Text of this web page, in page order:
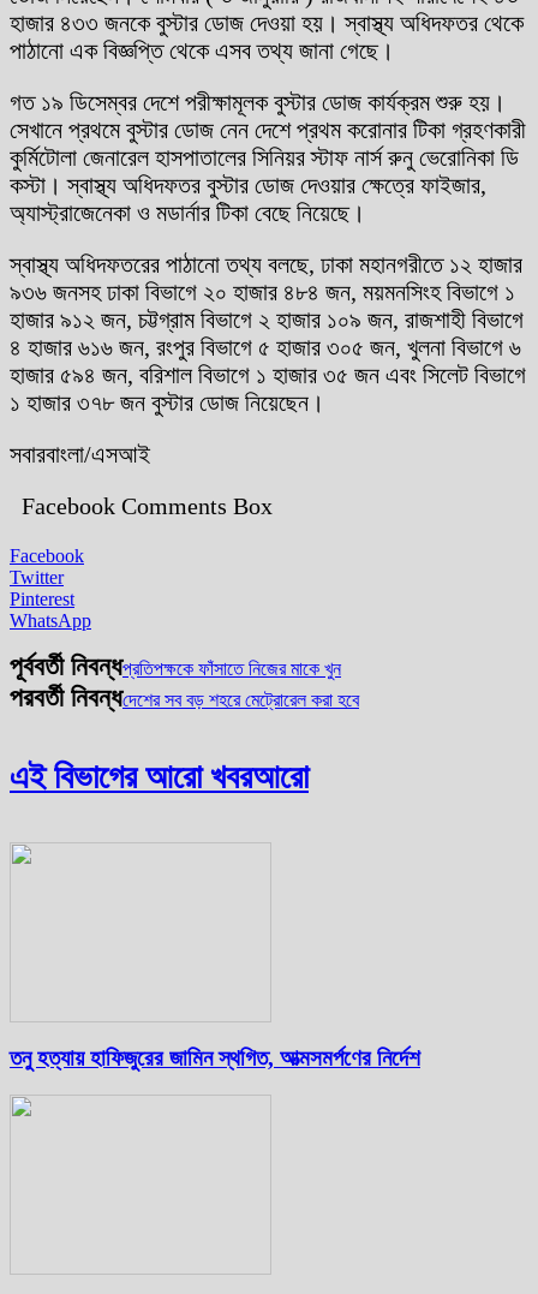
হাজার ৪৩৩ জনকে বুস্টার ডোজ দেওয়া হয়। স্বাস্থ্য অধিদফতর থেকে
পাঠানো এক বিজ্ঞপ্তি থেকে এসব তথ্য জানা গেছে।
গত ১৯ ডিসেম্বর দেশে পরীক্ষামূলক বুস্টার ডোজ কার্যক্রম শুরু হয়।
সেখানে প্রথমে বুস্টার ডোজ নেন দেশে প্রথম করোনার টিকা গ্রহণকারী
কুর্মিটোলা জেনারেল হাসপাতালের সিনিয়র স্টাফ নার্স রুনু ভেরোনিকা ডি
কস্টা। স্বাস্থ্য অধিদফতর বুস্টার ডোজ দেওয়ার ক্ষেত্রে ফাইজার,
অ্যাস্ট্রাজেনেকা ও মডার্নার টিকা বেছে নিয়েছে।
স্বাস্থ্য অধিদফতরের পাঠানো তথ্য বলছে, ঢাকা মহানগরীতে ১২ হাজার
৯৩৬ জনসহ ঢাকা বিভাগে ২০ হাজার ৪৮৪ জন, ময়মনসিংহ বিভাগে ১
হাজার ৯১২ জন, চট্টগ্রাম বিভাগে ২ হাজার ১০৯ জন, রাজশাহী বিভাগে
৪ হাজার ৬১৬ জন, রংপুর বিভাগে ৫ হাজার ৩০৫ জন, খুলনা বিভাগে ৬
হাজার ৫৯৪ জন, বরিশাল বিভাগে ১ হাজার ৩৫ জন এবং সিলেট বিভাগে
১ হাজার ৩৭৮ জন বুস্টার ডোজ নিয়েছেন।
সবারবাংলা/এসআই
Facebook Comments Box
Facebook
Twitter
Pinterest
WhatsApp
পূর্ববর্তী নিবন্ধপ্রতিপক্ষকে ফাঁসাতে নিজের মাকে খুন
পরবর্তী নিবন্ধদেশের সব বড় শহরে মেট্রোরেল করা হবে
এই বিভাগের আরো খবরআরো
তনু হত্যায় হাফিজুরের জামিন স্থগিত, আত্মসমর্পণের নির্দেশ